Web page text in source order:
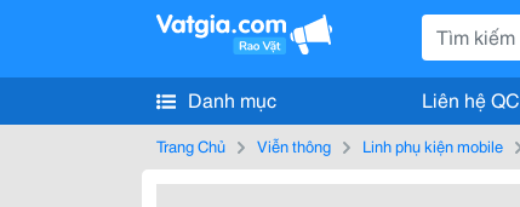
Danh mục Liên hệ QC
Trang Chủ Viễn thông Linh phụ kiện mobile